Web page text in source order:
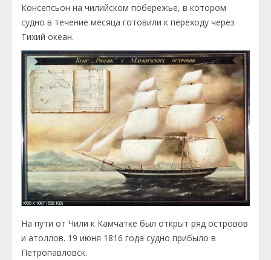
Консепсьон на чилийском побережье, в котором
судно в течение месяца готовили к переходу через
Тихий океан.
На пути от Чили к Камчатке был открыт ряд островов
и атоллов. 19 июня 1816 года судно прибыло в
Петропавловск.